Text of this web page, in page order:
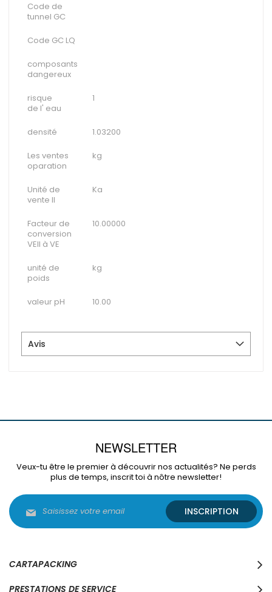
Code de
tunnel GC
Code GC LQ
composants
dangereux
risque
de l' eau
1
densité 1.03200
Les ventes
oparation
kg
Unité de
vente II
Ka
Facteur de
conversion
VEII à VE
10.00000
unité de
poids
kg
valeur pH 10.00
Avis
NEWSLETTER
Veux-tu être le premier à découvrir nos actualités? Ne perds
plus de temps, inscrit toi à nôtre newsletter!
à
notre
INSCRIPTION
CARTAPACKING
PRESTATIONS DE SERVICE